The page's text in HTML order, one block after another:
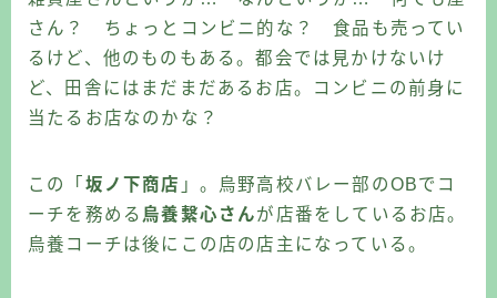
さん？ ちょっとコンビニ的な？ 食品も売ってい
るけど、他のものもある。都会では見かけないけ
ど、田舎にはまだまだあるお店。コンビニの前身に
当たるお店なのかな？
この「 坂ノ下商店 」。烏野高校バレー部のOBでコ
ーチを務める 烏養繋心さんが店番をしているお店。
烏養コーチは後にこの店の店主になっている。